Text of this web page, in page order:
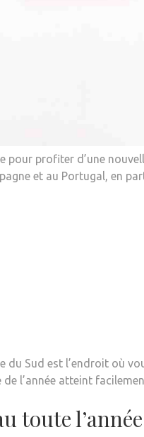
pour profiter d’une
et au Portugal, en
du Sud est l’endroit où
l’année atteint
toute